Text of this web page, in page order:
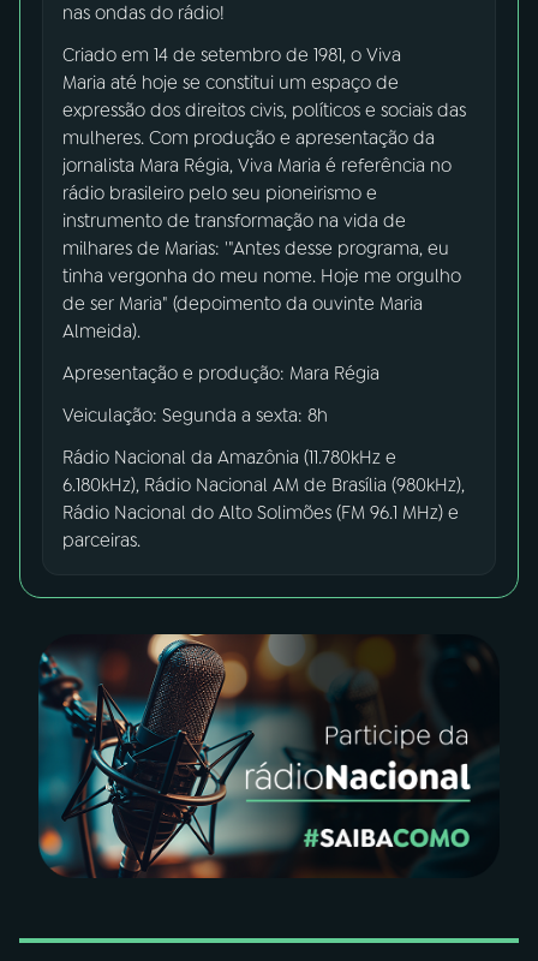
04 PROGRAMAS
PODCASTS
VIDEOCASTS
07 ÚLTIMAS
08 FESTIVAL DE MÚSICA
ACOMPANHE A RÁDIO NACIONAL
YouTube Facebook
Instagram
nas ondas do rádio!
Criado em 14 de setembro de 1981, o Viva
Maria até hoje se constitui um espaço de
expressão dos direitos civis, políticos e sociais das
mulheres. Com produção e apresentação da
jornalista Mara Régia, Viva Maria é referência no
rádio brasileiro pelo seu pioneirismo e
instrumento de transformação na vida de
milhares de Marias: '"Antes desse programa, eu
tinha vergonha do meu nome. Hoje me orgulho
de ser Maria" (depoimento da ouvinte Maria
Almeida).
Apresentação e produção: Mara Régia
Veiculação: Segunda a sexta: 8h
Rádio Nacional da Amazônia (11.780kHz e
6.180kHz), Rádio Nacional AM de Brasília (980kHz),
Rádio Nacional do Alto Solimões (FM 96.1 MHz) e
parceiras.